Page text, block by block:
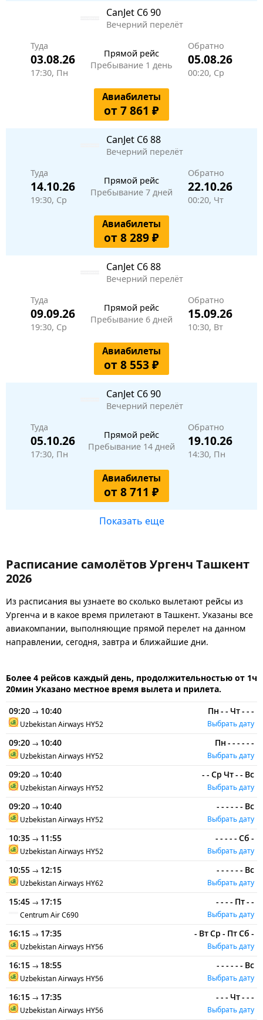
CanJet C6 90
Вечерний перелёт
Туда
03.08.26
17:30, Пн
Прямой рейс
Пребывание 1 день
Обратно
05.08.26
00:20, Ср
Авиабилеты
от 7 861 ₽
CanJet C6 88
Вечерний перелёт
Туда
14.10.26
19:30, Ср
Прямой рейс
Пребывание 7 дней
Обратно
22.10.26
00:20, Чт
Авиабилеты
от 8 289 ₽
CanJet C6 88
Вечерний перелёт
Туда
09.09.26
19:30, Ср
Прямой рейс
Пребывание 6 дней
Обратно
15.09.26
10:30, Вт
Авиабилеты
от 8 553 ₽
CanJet C6 90
Вечерний перелёт
Туда
05.10.26
17:30, Пн
Прямой рейс
Пребывание 14 дней
Обратно
19.10.26
14:30, Пн
Авиабилеты
от 8 711 ₽
Показать еще
Расписание самолётов Ургенч Ташкент
2026
Из расписания вы узнаете во сколько вылетают рейсы из
Ургенча и в какое время прилетают в Ташкент. Указаны все
авиакомпании, выполняющие прямой перелет на данном
направлении, сегодня, завтра и ближайшие дни.
Более 4 рейсов каждый день, продолжительностью от 1ч
20мин Указано местное время вылета и прилета.
09:20 → 10:40
Uzbekistan Airways HY52
Пн - - Чт- - -
Выбрать дату
09:20 → 10:40
Uzbekistan Airways HY52
Пн - - - - - -
Выбрать дату
09:20 → 10:40
Uzbekistan Airways HY52
- - Ср Чт- - Вс
Выбрать дату
09:20 → 10:40
Uzbekistan Airways HY52
- - - - - - Вс
Выбрать дату
10:35 → 11:55
Uzbekistan Airways HY52
- - - - - Сб -
Выбрать дату
10:55 → 12:15
Uzbekistan Airways HY62
- - - - - - Вс
Выбрать дату
15:45 → 17:15
Centrum AirC690
- - - - Пт- -
Выбрать дату
16:15 → 17:35
Uzbekistan Airways HY56
- ВтСр - ПтСб -
Выбрать дату
16:15 → 18:55
Uzbekistan Airways HY56
- - - - - - Вс
Выбрать дату
16:15 → 17:35
Uzbekistan Airways HY56
- - - Чт- - -
Выбрать дату